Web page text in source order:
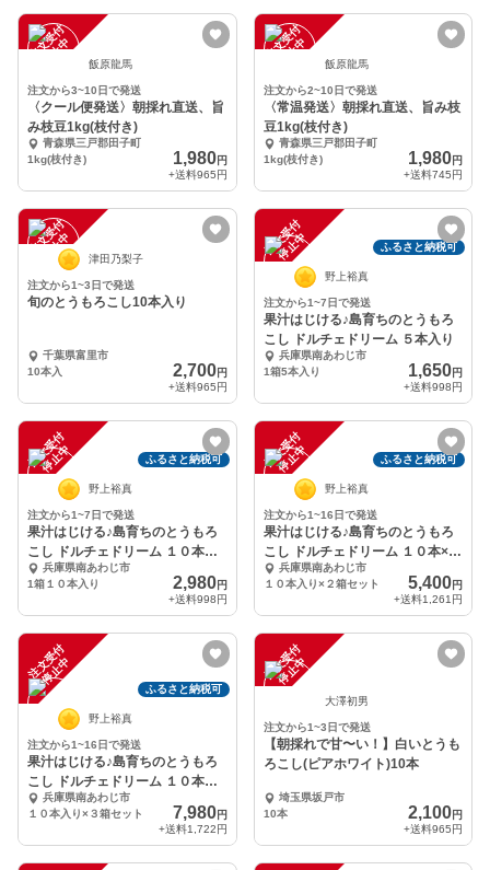
注
文
受
付
停
止
中 飯原龍馬
注文から3~10日で発送
〈クール便発送〉朝採れ直送、旨
み枝豆1kg(枝付き)
青森県三戸郡田子町
1kg(枝付き)
1,980円
+送料965円
注
文
受
付
停
止
中 飯原龍馬
注文から2~10日で発送
〈常温発送〉朝採れ直送、旨み枝
豆1kg(枝付き)
青森県三戸郡田子町
1kg(枝付き)
1,980円
+送料745円
注
文
受
付
停
止
中 津田乃梨子
注文から1~3日で発送
旬のとうもろこし10本入り
千葉県富里市
10本入
2,700円
+送料965円
注
文
受
付
停
止
中 ふるさと納税可
野上裕真
注文から1~7日で発送
果汁はじける♪島育ちのとうもろ
こし ドルチェドリーム ５本入り
兵庫県南あわじ市
1箱5本入り
1,650円
+送料998円
注
文
受
付
停
止
中 ふるさと納税可
野上裕真
注文から1~7日で発送
果汁はじける♪島育ちのとうもろ
こし ドルチェドリーム １０本入
り 兵庫県南あわじ市
1箱１０本入り
2,980円
+送料998円
注
文
受
付
停
止
中 ふるさと納税可
野上裕真
注文から1~16日で発送
果汁はじける♪島育ちのとうもろ
こし ドルチェドリーム １０本×２
箱セット
兵庫県南あわじ市
１０本入り×２箱セット
5,400円
+送料1,261円
注
文
受
付
停
止
中
ふるさと納税可
野上裕真
注文から1~16日で発送
果汁はじける♪島育ちのとうもろ
こし ドルチェドリーム １０本入
り×３箱セット
兵庫県南あわじ市
１０本入り×３箱セット
7,980円
+送料1,722円
注
文
受
付
停
止
中
大澤初男
注文から1~3日で発送
【朝採れで甘〜い！】白いとうも
ろこし(ピアホワイト)10本
埼玉県坂戸市
10本
2,100円
+送料965円